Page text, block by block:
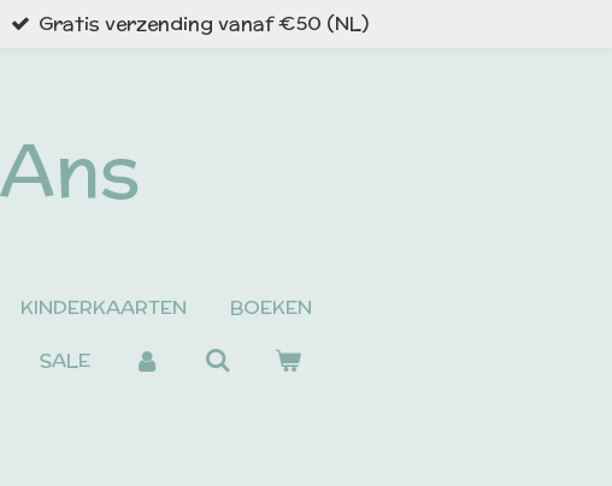
Gratis verzending vanaf €50 (NL)
KINDERKAARTEN
BOEKEN
SALE